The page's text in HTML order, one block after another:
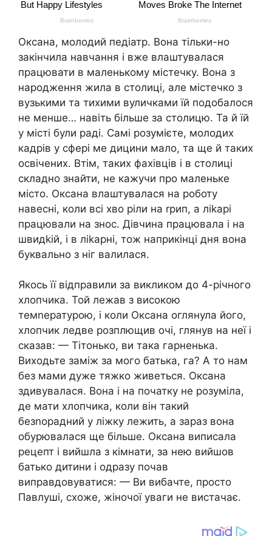
Оксана, молодий педіатр. Вона тільки-но
закінчила навчання і вже влаштувалася
працювати в маленькому містечку. Вона з
народження жила в столиці, але містечко з
вузькими та тихими вуличками їй подобалося
не менше… навіть більше за столицю. Та й їй
у місті були раді. Самі розумієте, молодих
кадрів у сфері ме дицини мало, та ще й таких
освічених. Втім, таких фахівців і в столиці
складно знайти, не кажучи про маленьке
місто. Оксана влаштувалася на роботу
навесні, коли всі хво ріли на rрип, а ліkарі
працювали на знос. Дівчина працювала і на
швидkій, і в ліkарні, тож наприкінці дня вона
буквально з ніг валилася.
Якось її відправили за викликом до 4-річного
хлопчика. Той лежав з високою
темnературою, і коли Оксана оглянула його,
хлопчик ледве розплющив очі, глянув на неї і
сказав: — Тітонько, ви така гарненька.
Виходьте заміж за мого батька, га? А то нам
без мами дуже тяжко живеться. Оксана
здивувалася. Вона і на початку не розуміла,
де мати хлопчика, коли він такий
безnорадний у ліжку лежить, а зараз вона
обурювалася ще більше. Оксана виписала
рецепт і вийшла з кімнати, за нею вийшов
батько дитини і одразу почав
виправдовуватися: — Ви вибачте, просто
Павлуші, схоже, жіночої уваги не вистачає.